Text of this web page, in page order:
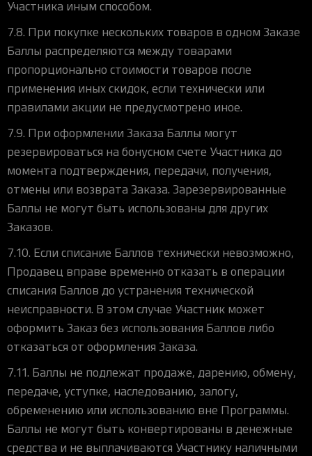
Участника иным способом.
7.8. При покупке нескольких товаров в одном Заказе
Баллы распределяются между товарами
пропорционально стоимости товаров после
применения иных скидок, если технически или
правилами акции не предусмотрено иное.
7.9. При оформлении Заказа Баллы могут
резервироваться на бонусном счете Участника до
момента подтверждения, передачи, получения,
отмены или возврата Заказа. Зарезервированные
Баллы не могут быть использованы для других
Заказов.
7.10. Если списание Баллов технически невозможно,
Продавец вправе временно отказать в операции
списания Баллов до устранения технической
неисправности. В этом случае Участник может
оформить Заказ без использования Баллов либо
отказаться от оформления Заказа.
7.11. Баллы не подлежат продаже, дарению, обмену,
передаче, уступке, наследованию, залогу,
обременению или использованию вне Программы.
Баллы не могут быть конвертированы в денежные
средства и не выплачиваются Участнику наличными